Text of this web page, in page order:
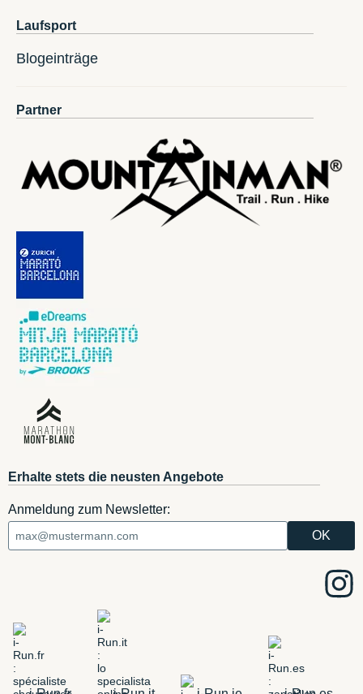
Laufsport
Blogeinträge
Partner
Erhalte stets die neusten Angebote
Anmeldung zum Newsletter: